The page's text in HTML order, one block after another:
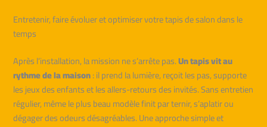
Entretenir, faire évoluer et optimiser votre tapis de salon dans le
temps
Après l’installation, la mission ne s’arrête pas.Un tapis vit au
rythme de la maison: il prend la lumière, reçoit les pas, supporte
les jeux des enfants et les allers-retours des invités. Sans entretien
régulier, même le plus beau modèle finit par ternir, s’aplatir ou
dégager des odeurs désagréables. Une approche simple et